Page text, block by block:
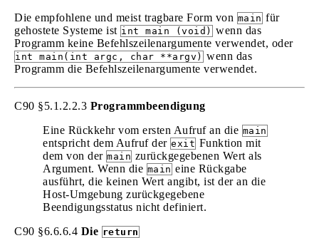
Die empfohlene und meist tragbare Form von main für
gehostete Systeme ist int main (void) wenn das
Programm keine Befehlszeilenargumente verwendet, oder
int main(int argc, char **argv) wenn das
Programm die Befehlszeilenargumente verwendet.
C90 §5.1.2.2.3 Programmbeendigung
Eine Rückkehr vom ersten Aufruf an die main
entspricht dem Aufruf der exit Funktion mit
dem von der main zurückgegebenen Wert als
Argument. Wenn die main eine Rückgabe
ausführt, die keinen Wert angibt, ist der an die
Host-Umgebung zurückgegebene
Beendigungsstatus nicht definiert.
C90 §6.6.6.4 Die return